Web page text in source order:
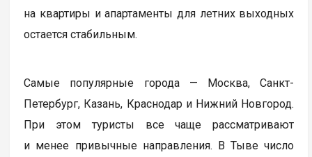
на квартиры и апартаменты для летних выходных
остается стабильным.
Самые популярные города — Москва, Санкт-
Петербург, Казань, Краснодар и Нижний Новгород.
При этом туристы все чаще рассматривают
и менее привычные направления. В Тыве число